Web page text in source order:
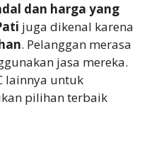
dan harga yang
juga dikenal karena
. Pelanggan merasa
jasa mereka.
lainnya untuk
pilihan terbaik